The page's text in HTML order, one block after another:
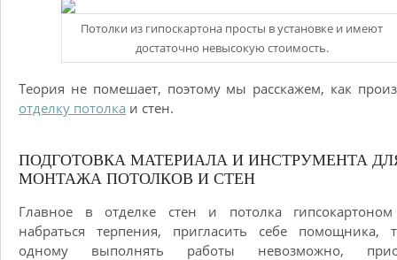
Потолки из гипоскартона просты в установке и имеют
достаточно невысокую стоимость.
Теория не помешает, поэтому мы расскажем, как
отделку потолка и стен.
ПОДГОТОВКА МАТЕРИАЛА И ИНСТРУМЕНТА
МОНТАЖА ПОТОЛКОВ И СТЕН
Главное в отделке стен и потолка
набраться терпения, пригласить себе помощника,
одному выполнять работы невозможно,